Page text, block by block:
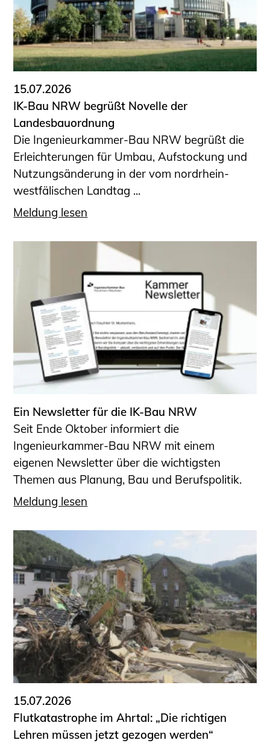
15.07.2026
IK-Bau NRW begrüßt Novelle der
Landesbauordnung
Die Ingenieurkammer-Bau NRW begrüßt die
Erleichterungen für Umbau, Aufstockung und
Nutzungsänderung in der vom nordrhein-
westfälischen Landtag ...
Meldung lesen
Ein Newsletter für die IK-Bau NRW
Seit Ende Oktober informiert die
Ingenieurkammer-Bau NRW mit einem
eigenen Newsletter über die wichtigsten
Themen aus Planung, Bau und Berufspolitik.
Meldung lesen
15.07.2026
Flutkatastrophe im Ahrtal: „Die richtigen
Lehren müssen jetzt gezogen werden“